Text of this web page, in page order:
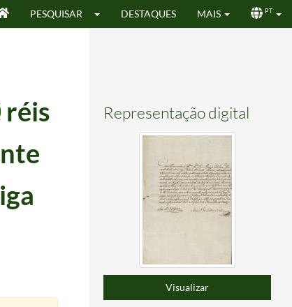
PESQUISAR DESTAQUES MAIS PT
pelo Frei Pedro da Purificação.
Representação digital
Visualizar
réis